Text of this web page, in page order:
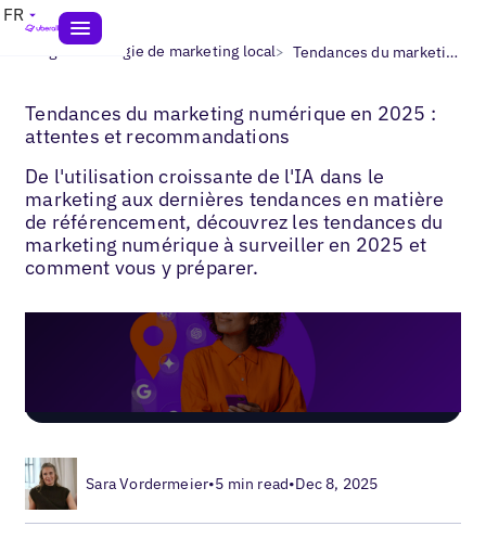
FR
Blogs> Stratégie de marketing local> Tendances du marketing local
Tendances du marketing numérique en 2025 :
attentes et recommandations
De l'utilisation croissante de l'IA dans le
marketing aux dernières tendances en matière
de référencement, découvrez les tendances du
marketing numérique à surveiller en 2025 et
comment vous y préparer.
Sara Vordermeier•5 min read•Dec 8, 2025